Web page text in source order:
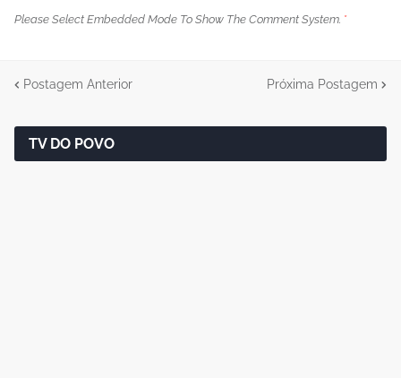
Please Select Embedded Mode To Show The Comment System. *
Postagem Anterior Próxima Postagem
TV DO POVO